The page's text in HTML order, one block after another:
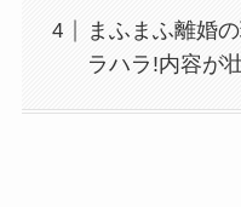
まふまふ離婚
ラハラ!内容が